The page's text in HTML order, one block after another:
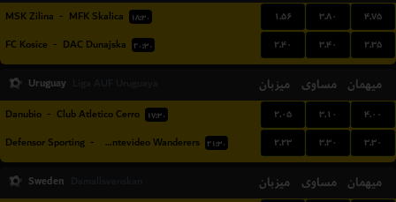
MSK Zilina - MFK Skalica ۱۸:۳۰ ۱.۵۶ ۳.۸۰ ۴.۷۵
FC Kosice - DAC Dunajska ۲۰:۳۰ ۲.۴۰ ۳.۴۰ ۲.۳۵
Uruguay میزبان مساوی میهمان
Danubio - Club Atletico Cerro ۱۷:۳۰ ۲.۰۵ ۳.۱۰ ۴.۰۰
Defensor Sporting - Montevideo Wanderers ۲۱:۳۰ ۲.۲۳ ۳.۳۰ ۳.۳۰
Sweden میزبان مساوی میهمان